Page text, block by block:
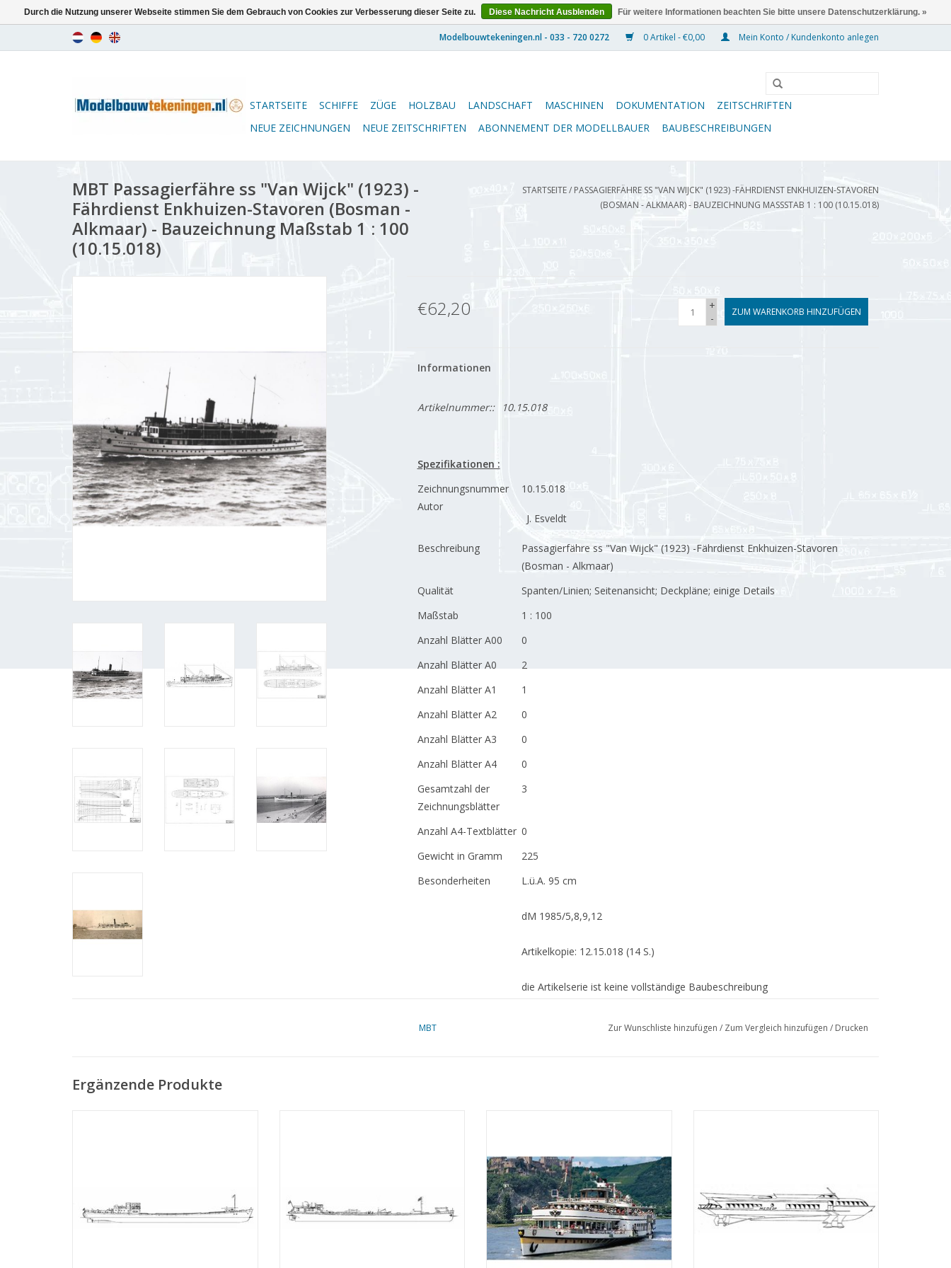
0 Artikel - €0,00 Mein Konto / Kundenkonto anlegen
STARTSEITE SCHIFFE ZÜGE HOLZBAU LANDSCHAFT MASCHINEN DOKUMENTATION
ZEITSCHRIFTEN
NEUE ZEICHNUNGEN
NEUE ZEITSCHRIFTEN ABONNEMENT DER MODELLBAUER BAUBESCHREIBUNGEN
MBT Passagierfähre ss "Van Wijck" (1923) -
Fährdienst Enkhuizen-Stavoren (Bosman -
Alkmaar) - Bauzeichnung Maßstab 1 : 100
(10.15.018)
STARTSEITE/ PASSAGIERFÄHRE SS "VAN WIJCK" (1923) -FÄHRDIENST ENKHUIZEN-STAVOREN
(BOSMAN - ALKMAAR) - BAUZEICHNUNG MASSSTAB 1 : 100 (10.15.018)
€62,20
+
-
ZUM WARENKORB HINZUFÜGEN
Informationen
Artikelnummer:: 10.15.018
Spezifikationen :
Zeichnungsnummer
10.15.018
Autor
J. Esveldt
Beschreibung
Passagierfähre ss "Van Wijck" (1923) -Fährdienst Enkhuizen-Stavoren
(Bosman - Alkmaar)
Qualität
Spanten/Linien; Seitenansicht; Deckpläne; einige Details
Maßstab
1 : 100
Anzahl Blätter A00
0
Anzahl Blätter A0
2
Anzahl Blätter A1
1
Anzahl Blätter A2
0
Anzahl Blätter A3
0
Anzahl Blätter A4
0
Gesamtzahl der
Zeichnungsblätter
3
Anzahl A4-Textblätter 0
Gewicht in Gramm
225
Besonderheiten
L.ü.A. 95 cm
dM 1985/5,8,9,12
Artikelkopie: 12.15.018 (14 S.)
die Artikelserie ist keine vollständige Baubeschreibung
MBT Zur Wunschliste hinzufügen / Zum Vergleich hinzufügen / Drucken
Ergänzende Produkte
Maßstab 1 : 100 (10.15.005)
ZUM WARENKORB HINZUFÜGEN
Durch die Nutzung unserer Webseite stimmen Sie dem Gebrauch von Cookies zur Verbesserung dieser Seite zu. Diese Nachricht Ausblenden Für weitere Informationen beachten Sie bitte unsere Datenschutzerklärung. »